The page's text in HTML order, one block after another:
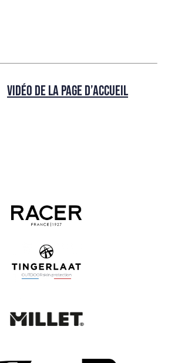
Vidéo de la page d’accueil